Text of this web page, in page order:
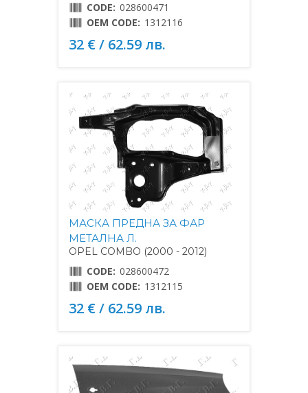
CODE: 028600471
OEM CODE: 1312116
32 € / 62.59 лв.
МАСКА ПРЕДНА ЗА ФАР
МЕТАЛНА Л.
OPEL COMBO (2000 - 2012)
CODE: 028600472
OEM CODE: 1312115
32 € / 62.59 лв.